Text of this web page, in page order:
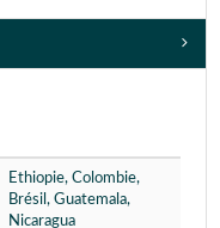
Ethiopie, Colombie,
Brésil, Guatemala,
Nicaragua